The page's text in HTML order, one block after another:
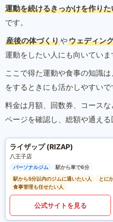
運動を続けるきっかけを作りた
です。
産後の体づくりやウェディン
運動をしたい人にも向いていま
ここで得た運動や食事の知識
をするときにも活かしやすいで
料金は月額、回数券、コース
ページを確認し、総額や通える
ライザップ (RIZAP)
八王子店
パーソナルジム
駅から車で6分
駅から5分以内のジムに通いたい人
とに
食事管理も任せたい人
公式サイトを見る